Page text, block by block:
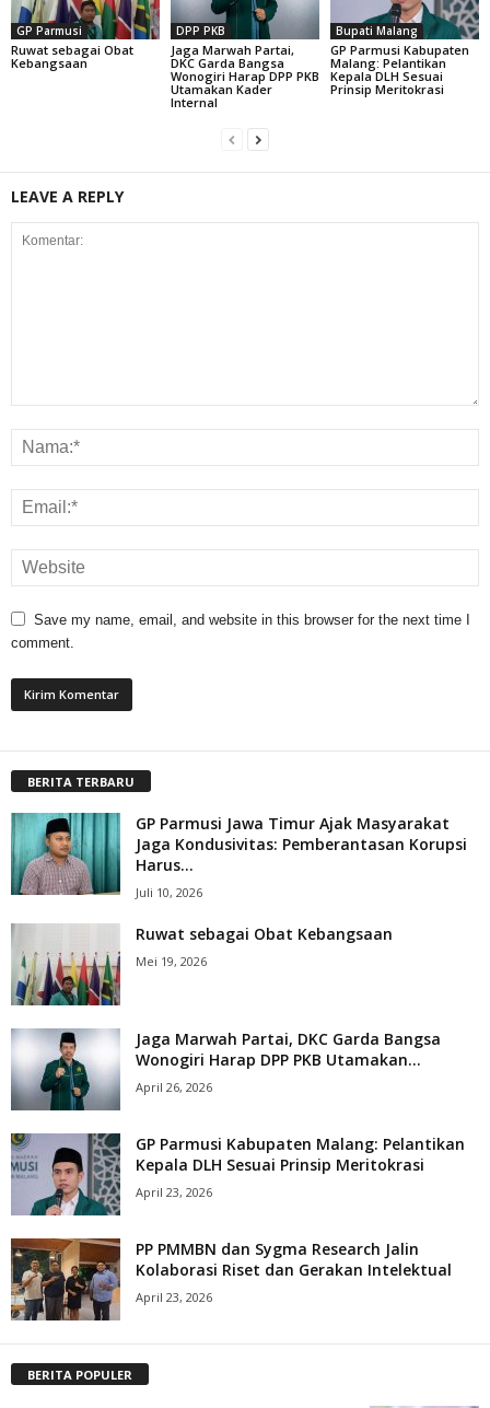
GP Parmusi
Ruwat sebagai Obat
Kebangsaan
DPP PKB
Jaga Marwah Partai,
DKC Garda Bangsa
Wonogiri Harap DPP PKB
Utamakan Kader
Internal
Bupati Malang
GP Parmusi Kabupaten
Malang: Pelantikan
Kepala DLH Sesuai
Prinsip Meritokrasi
LEAVE A REPLY
Save my name, email, and website in this browser for the next time I
comment.
BERITA TERBARU
GP Parmusi Jawa Timur Ajak Masyarakat
Jaga Kondusivitas: Pemberantasan Korupsi
Harus...
Juli 10, 2026
Ruwat sebagai Obat Kebangsaan
Mei 19, 2026
Jaga Marwah Partai, DKC Garda Bangsa
Wonogiri Harap DPP PKB Utamakan...
April 26, 2026
GP Parmusi Kabupaten Malang: Pelantikan
Kepala DLH Sesuai Prinsip Meritokrasi
April 23, 2026
PP PMMBN dan Sygma Research Jalin
Kolaborasi Riset dan Gerakan Intelektual
April 23, 2026
BERITA POPULER